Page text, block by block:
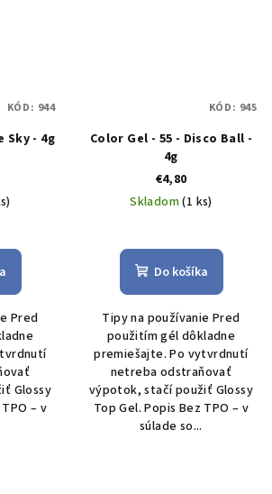
Sky - 4g
Pred
Glossy
– v
KÓD: 944
Color Gel - 55 - Disco Ball -
4g
€4,80
Skladom(1 ks)
Do košíka
Tipy na používanie Pred
použitím gél dôkladne
premiešajte. Po vytvrdnutí
netreba odstraňovať
výpotok, stačí použiť Glossy
Top Gel. Popis Bez TPO – v
súlade so...
KÓD: 945